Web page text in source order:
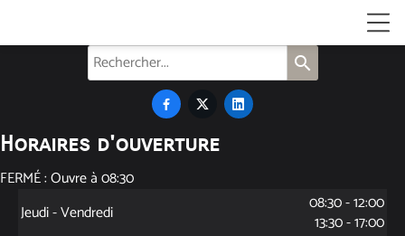
search
  
Horaires d'ouverture
FERMÉ : Ouvre à 08:30
Jeudi - Vendredi
08:30 - 12:00
13:30 - 17:00